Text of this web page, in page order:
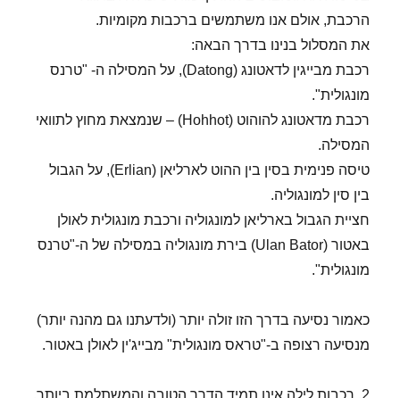
הרכבת, אולם אנו משתמשים ברכבות מקומיות.
את המסלול בנינו בדרך הבאה:
רכבת מבייגין לדאטונג (Datong), על המסילה ה- "טרנס
מונגולית".
רכבת מדאטונג להוהוט (Hohhot) – שנמצאת מחוץ לתוואי
המסילה.
טיסה פנימית בסין בין ההוט לארליאן (Erlian), על הגבול
בין סין למונגוליה.
חציית הגבול בארליאן למונגוליה ורכבת מונגולית לאולן
באטור (Ulan Bator) בירת מונגוליה במסילה של ה-"טרנס
מונגולית".
כאמור נסיעה בדרך הזו זולה יותר (ולדעתנו גם מהנה יותר)
מנסיעה רצופה ב-"טראס מונגולית" מבייג'ין לאולן באטור.
2. רכבות לילה אינן תמיד הדרך הטובה והמשתלמת ביותר.